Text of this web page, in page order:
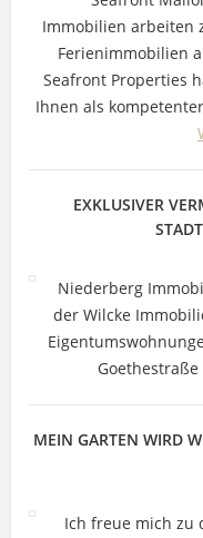
Immobilien arbeiten
Ferienimmobilien
Seafront Properties
Ihnen als
EXKLUSIVER
Niederberg
der Wilcke
MEIN GARTEN WIRD
Ich freue mich zu